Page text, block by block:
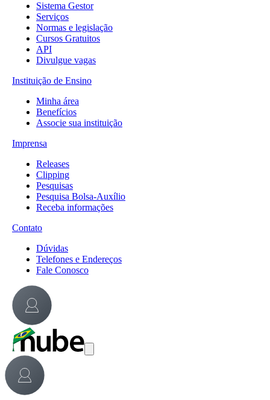
Sistema Gestor
Serviços
Normas e legislação
Cursos Gratuitos
API
Divulgue vagas
Instituição de Ensino
Minha área
Benefícios
Associe sua instituição
Imprensa
Releases
Clipping
Pesquisas
Pesquisa Bolsa-Auxílio
Receba informações
Contato
Dúvidas
Telefones e Endereços
Fale Conosco